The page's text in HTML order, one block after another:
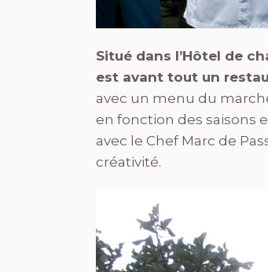
Situé dans l’Hôtel de
est avant tout un
avec un menu du
en fonction des saisons
avec le Chef Marc de
créativité.